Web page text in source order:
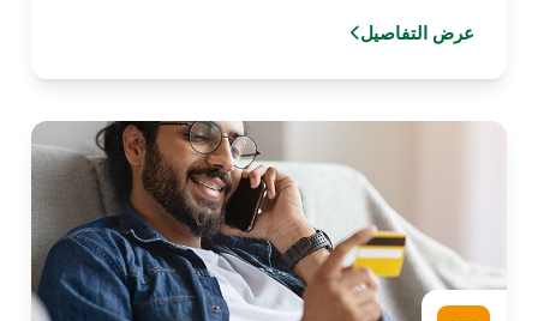
عرض التفاصيل